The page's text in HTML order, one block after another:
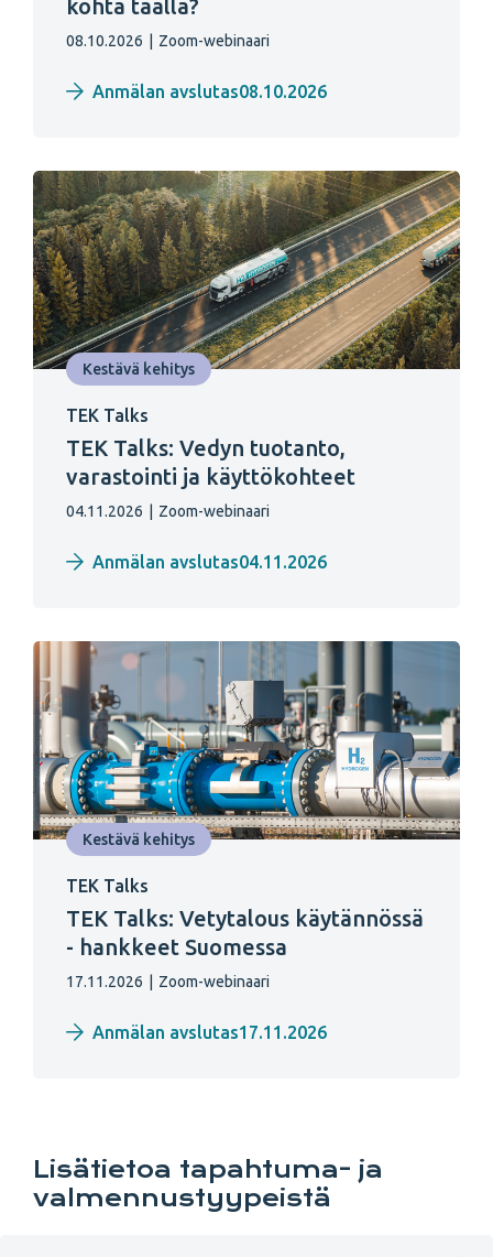
kohta täällä?
08.10.2026 Zoom-webinaari
Anmälan avslutas08.10.2026
Kestävä kehitys
TEK Talks
TEK Talks: Vedyn tuotanto,
varastointi ja käyttökohteet
04.11.2026 Zoom-webinaari
Anmälan avslutas04.11.2026
Kestävä kehitys
TEK Talks
TEK Talks: Vetytalous käytännössä
- hankkeet Suomessa
17.11.2026 Zoom-webinaari
Anmälan avslutas17.11.2026
Lisätietoa tapahtuma- ja
valmennustyypeistä